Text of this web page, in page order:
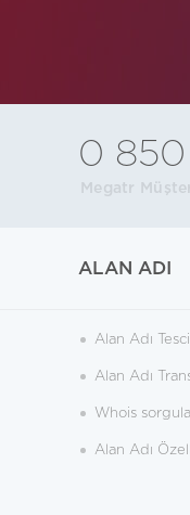
0 850
Megatr
ALAN ADI
Alan Adı Tescil
Alan Adı
Whois
Alan Adı